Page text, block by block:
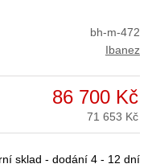
bh-m-472
Ibanez
86 700 Kč
71 653 Kč
sklad - dodání 4 - 12 dní